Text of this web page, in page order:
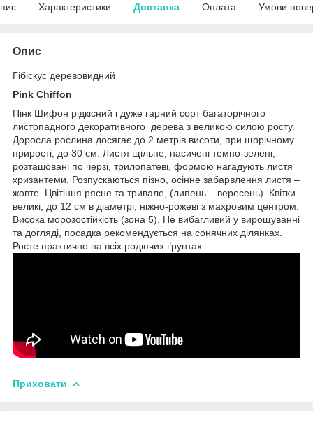
Характеристики Доставка Оплата Умови
Опис
Гібіскус деревовидний
Pink Chiffon
Пінк Шифон рідкісний і дуже гарний сорт багаторічного
листопадного декоративного дерева з великою силою росту.
Доросла рослина досягає до 2 метрів висоти, при щорічному
прирості, до 30 см. Листя щільне, насичені темно-зелені,
розташовані по черзі, трилопатеві, формою нагадують листя
хризантеми. Розпускаються пізно, осінне забарвлення листя –
жовте. Цвітіння рясне та тривале, (липень – вересень). Квітки
великі, до 12 см в діаметрі, ніжно-рожеві з махровим центром.
Висока морозостійкість (зона 5). Не вибагливий у вирощуванні
та догляді, посадка рекомендується на сонячних ділянках.
Росте практично на всіх родючих ґрунтах.
Приховати